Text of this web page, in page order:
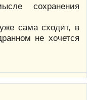
сохранения
сама сходит, в
не хочется